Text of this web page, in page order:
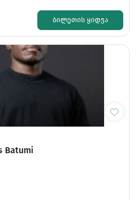
ᲑᲘᲚᲔᲗᲘᲡ ᲧᲘᲓᲕᲐ
Batumi